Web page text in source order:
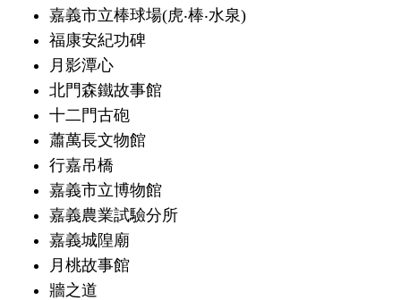
嘉義市立棒球場(虎‧棒‧水泉)
福康安紀功碑
月影潭心
北門森鐵故事館
十二門古砲
蕭萬長文物館
行嘉吊橋
嘉義市立博物館
嘉義農業試驗分所
嘉義城隍廟
月桃故事館
牆之道